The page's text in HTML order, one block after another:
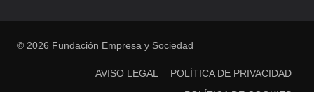
© 2026 Fundación Empresa y Sociedad
AVISO LEGAL
POLÍTICA DE PRIVACIDAD